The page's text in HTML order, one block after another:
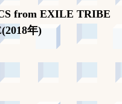
from EXILE TRIBE
年)